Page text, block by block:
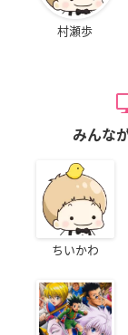
村瀬歩
みんな
ちいかわ